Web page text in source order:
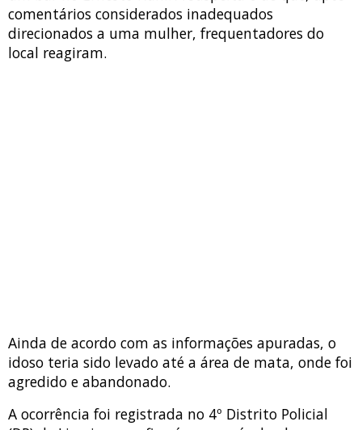
comentários considerados inadequados
direcionados a uma mulher, frequentadores do
local reagiram.
Ainda de acordo com as informações apuradas, o
idoso teria sido levado até a área de mata, onde foi
agredido e abandonado.
A ocorrência foi registrada no 4º Distrito Policial